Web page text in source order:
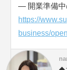
― 開業準備
https://
business/